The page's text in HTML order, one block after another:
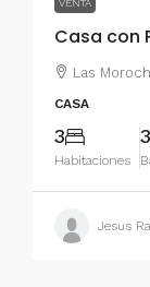
VENTA
Casa con
Las
CASA
3
Habitaciones
3
Jesus